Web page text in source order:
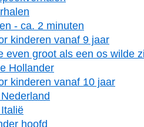
- ca. 2 minuten
kinderen vanaf 9 jaar
even groot als een os wilde
Hollander
kinderen vanaf 10 jaar
hoofd